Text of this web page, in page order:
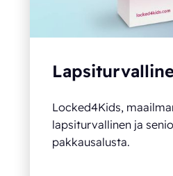
Locked4Kids,
lapsiturvallinen ja
pakkausalusta.